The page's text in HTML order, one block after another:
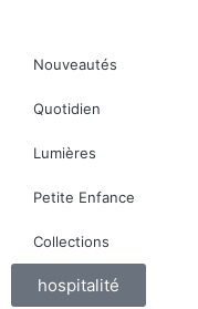
Nouveautés
Quotidien
Lumières
Petite Enfance
Collections
hospitalité